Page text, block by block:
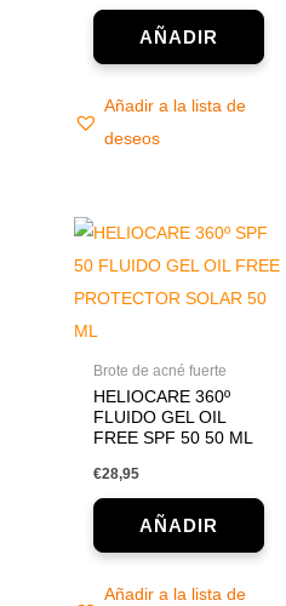
Añadir a la lista de
deseos
Brote de acné fuerte
HELIOCARE 360º
FLUIDO GEL OIL
FREE SPF 50 50 ML
€28,95
Añadir a la lista de